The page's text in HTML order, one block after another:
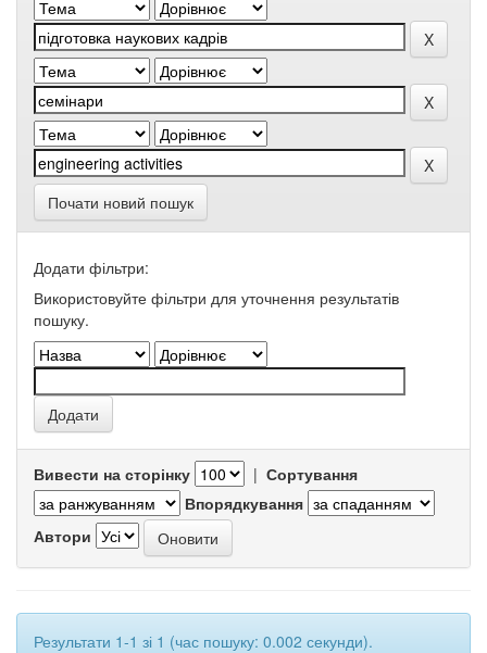
Почати новий пошук
Додати фільтри:
Використовуйте фільтри для уточнення результатів
пошуку.
Вивести на сторінку | Сортування
Впорядкування
Автори
Результати 1-1 зі 1 (час пошуку: 0.002 секунди).